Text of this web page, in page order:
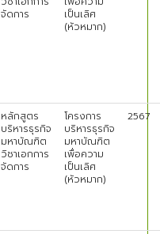
จัดการ
เป็นเลิศ
(หัวหมาก)
หลักสูตร
บริหารธุรกิจ
มหาบัณฑิต
วิชาเอกการ
จัดการ
โครงการ
บริหารธุรกิจ
มหาบัณฑิต
เพื่อความ
เป็นเลิศ
(หัวหมาก)
2567